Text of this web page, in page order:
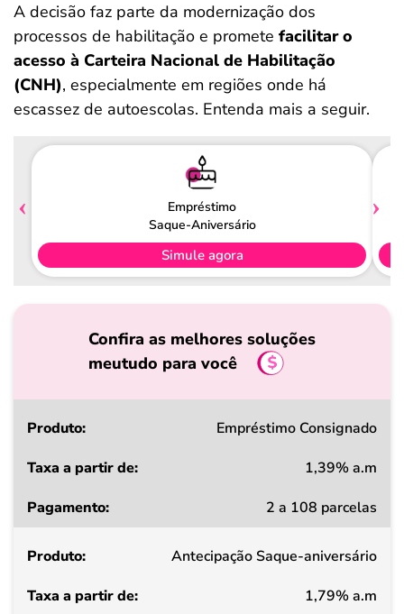
A decisão faz parte da modernização dos
processos de habilitação e promete facilitar o
acesso à Carteira Nacional de Habilitação
(CNH), especialmente em regiões onde há
escassez de autoescolas. Entenda mais a seguir.
Empréstimo
Saque-Aniversário
Simule agora
Confira as melhores soluções
meutudo para você
Produto
a
de
Empréstimo Consignado
1,39% a.m
2 a 108 parcelas
Antecipação Saque-aniversário
1,79% a.m